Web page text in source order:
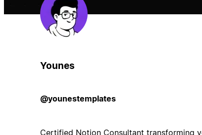
Younes
@younestemplates
Certified Notion Consultant transforming